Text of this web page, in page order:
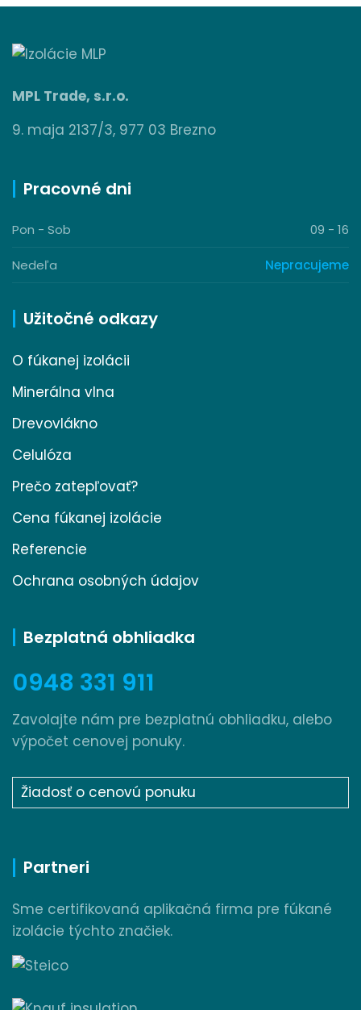
MPL Trade, s.r.o.
9. maja 2137/3, 977 03 Brezno
Pracovné dni
Pon - Sob 09 - 16
Nedeľa Nepracujeme
Užitočné odkazy
O fúkanej izolácii
Minerálna vlna
Drevovlákno
Celulóza
Prečo zatepľovať?
Cena fúkanej izolácie
Referencie
Ochrana osobných údajov
Bezplatná obhliadka
0948 331 911
Zavolajte nám pre bezplatnú obhliadku, alebo
výpočet cenovej ponuky.
Žiadosť o cenovú ponuku
Partneri
Sme certifikovaná aplikačná firma pre fúkané
izolácie týchto značiek.